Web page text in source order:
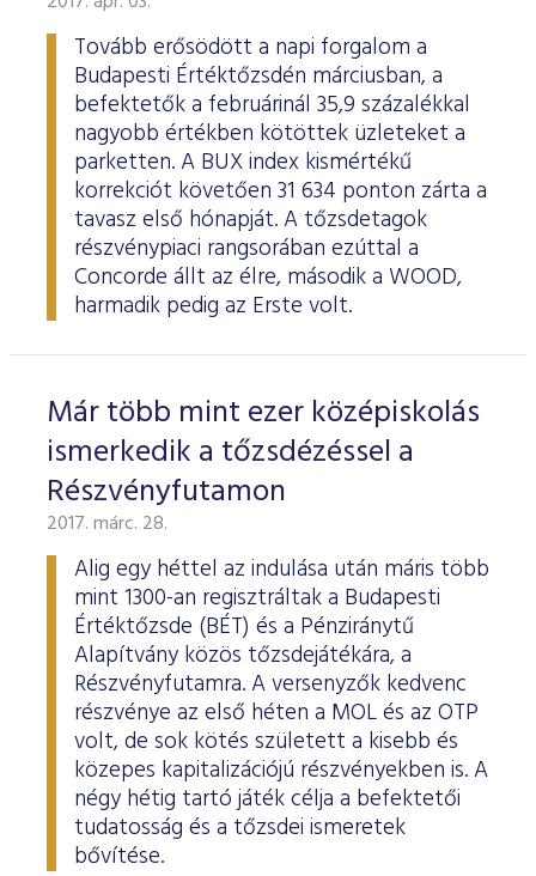
ESG Útmutató
Tovább erősödött a napi forgalom a
Budapesti Értéktőzsdén márciusban, a
befektetők a februárinál 35,9 százalékkal
nagyobb értékben kötöttek üzleteket a
parketten. A BUX index kismértékű
korrekciót követően 31 634 ponton zárta a
tavasz első hónapját. A tőzsdetagok
részvénypiaci rangsorában ezúttal a
Concorde állt az élre, második a WOOD,
harmadik pedig az Erste volt.
Már több mint ezer középiskolás
ismerkedik a tőzsdézéssel a
Részvényfutamon
2017. márc. 28.
Alig egy héttel az indulása után máris több
mint 1300-an regisztráltak a Budapesti
Értéktőzsde (BÉT) és a Pénziránytű
Alapítvány közös tőzsdejátékára, a
Részvényfutamra. A versenyzők kedvenc
részvénye az első héten a MOL és az OTP
volt, de sok kötés született a kisebb és
közepes kapitalizációjú részvényekben is. A
négy hétig tartó játék célja a befektetői
tudatosság és a tőzsdei ismeretek
bővítése.